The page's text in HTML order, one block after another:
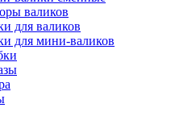
валиков
для валиков
для мини-валиков